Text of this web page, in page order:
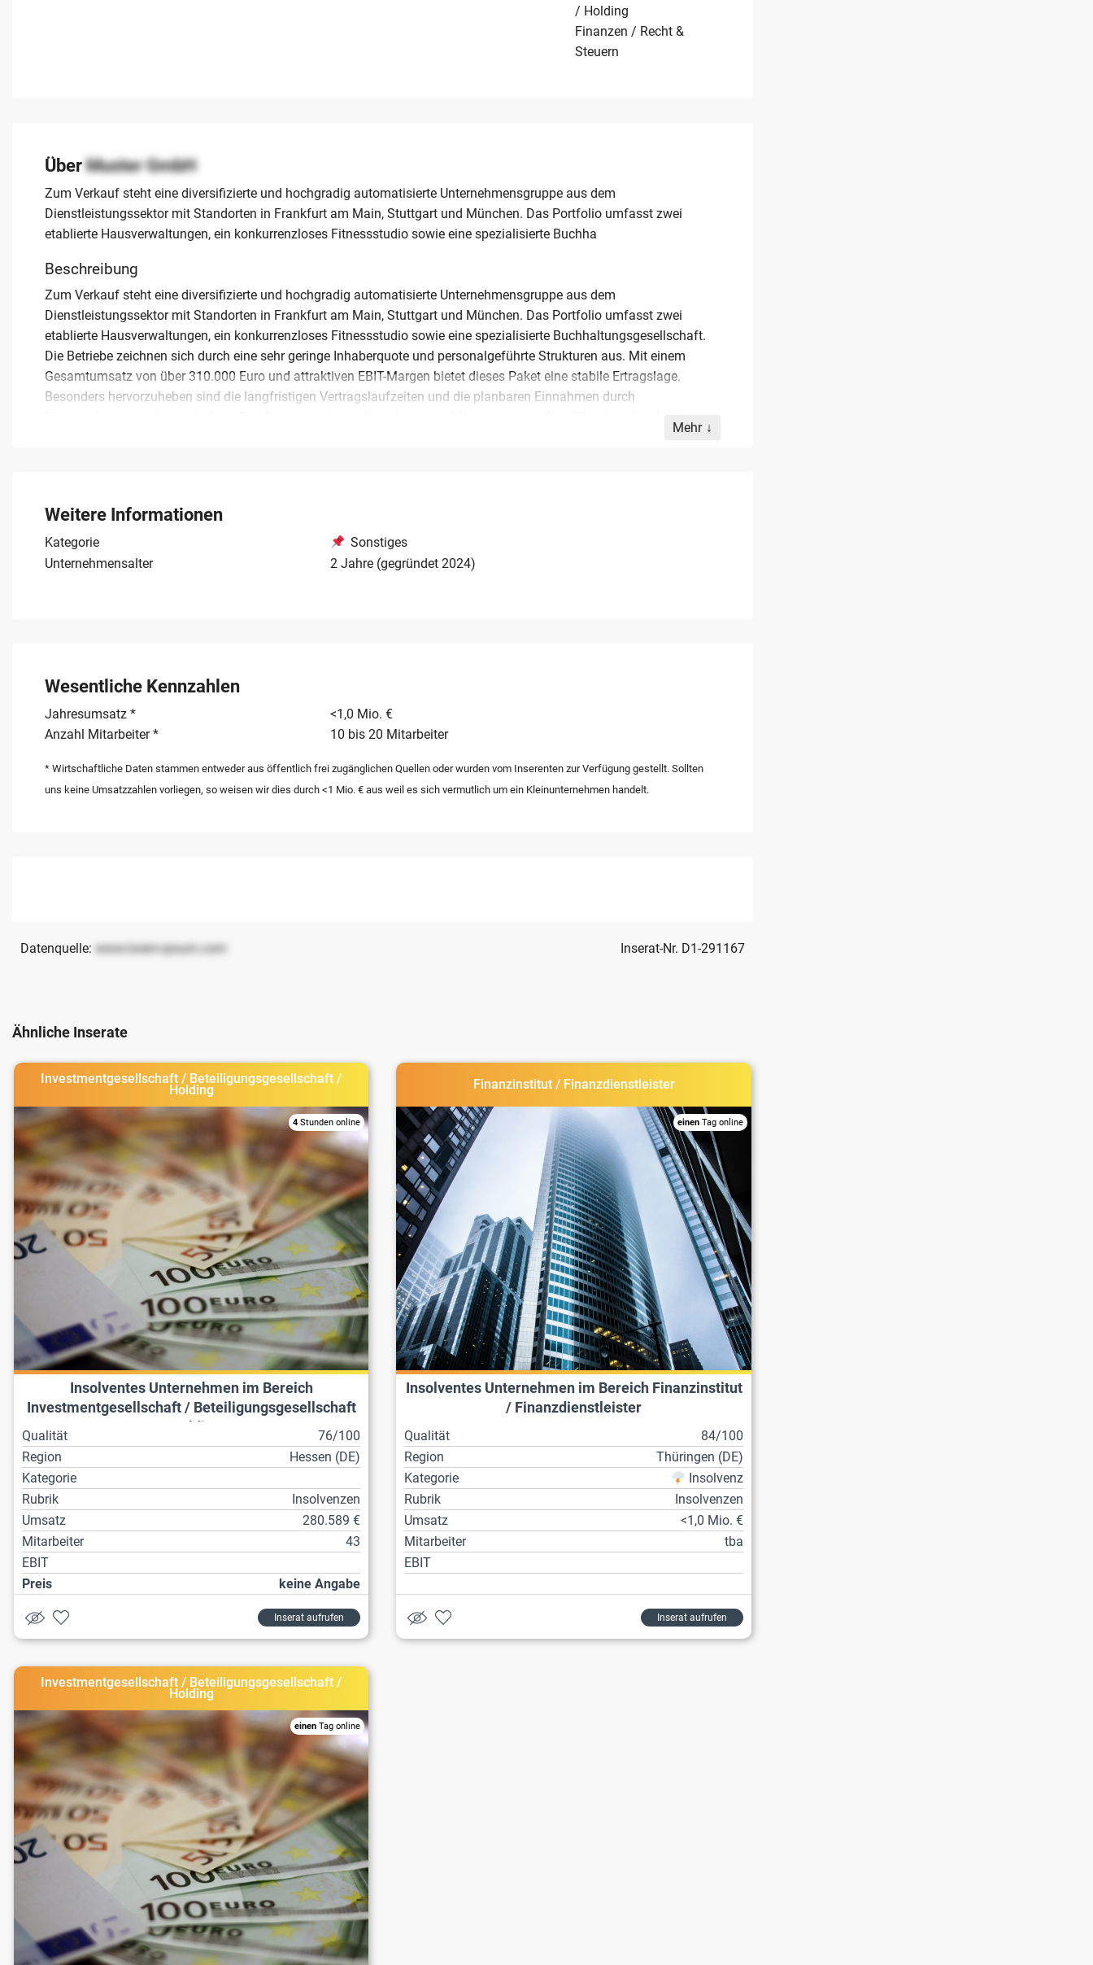
/ Holding
Finanzen / Recht &
Steuern
ÜberMuster GmbH
Zum Verkauf steht eine diversifizierte und hochgradig automatisierte Unternehmensgruppe aus dem
Dienstleistungssektor mit Standorten in Frankfurt am Main, Stuttgart und München. Das Portfolio umfasst zwei
etablierte Hausverwaltungen, ein konkurrenzloses Fitnessstudio sowie eine spezialisierte Buchha
Beschreibung
Zum Verkauf steht eine diversifizierte und hochgradig automatisierte Unternehmensgruppe aus dem
Dienstleistungssektor mit Standorten in Frankfurt am Main, Stuttgart und München. Das Portfolio umfasst zwei
etablierte Hausverwaltungen, ein konkurrenzloses Fitnessstudio sowie eine spezialisierte Buchhaltungsgesellschaft.
Die Betriebe zeichnen sich durch eine sehr geringe Inhaberquote und personalgeführte Strukturen aus. Mit einem
Gesamtumsatz von über 310.000 Euro und attraktiven EBIT-Margen bietet dieses Paket eine stabile Ertragslage.
Besonders hervorzuheben sind die langfristigen Vertragslaufzeiten und die planbaren Einnahmen durch
Mehr
Weitere Informationen
Kategorie
Sonstiges
Unternehmensalter
2 Jahre (gegründet 2024)
Wesentliche Kennzahlen
Jahresumsatz *
<1,0 Mio. €
Anzahl Mitarbeiter *
10 bis 20 Mitarbeiter
* Wirtschaftliche Daten stammen entweder aus öffentlich frei zugänglichen Quellen oder wurden vom Inserenten zur Verfügung gestellt. Sollten
uns keine Umsatzzahlen vorliegen, so weisen wir dies durch <1 Mio. € aus weil es sich vermutlich um ein Kleinunternehmen handelt.
Datenquelle: www.lorem-ipsum.com Inserat-Nr. D1-291167
Ähnliche Inserate
Investmentgesellschaft / Beteiligungsgesellschaft /
Holding
4 Stunden online
Insolventes Unternehmen im Bereich
Investmentgesellschaft / Beteiligungsgesellschaft
Qualität
76/100
Region
Hessen (DE)
Kategorie
Rubrik
Insolvenzen
Umsatz
280.589 €
Mitarbeiter
43
EBIT
Preis
keine Angabe
Inserat aufrufen
Finanzinstitut / Finanzdienstleister
einenTag online
Insolventes Unternehmen im Bereich Finanzinstitut
/ Finanzdienstleister
Qualität
84/100
Region
Thüringen (DE)
Kategorie
Insolvenz
Rubrik
Insolvenzen
Umsatz
<1,0 Mio. €
Mitarbeiter
tba
EBIT
Inserat aufrufen
Investmentgesellschaft / Beteiligungsgesellschaft /
Holding
einen Tag online